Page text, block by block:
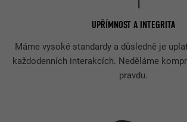
UPŘÍMNOST A INTEGRITA
Máme vysoké standardy a důsledně je
každodenních interakcích. Neděláme
pravdu.